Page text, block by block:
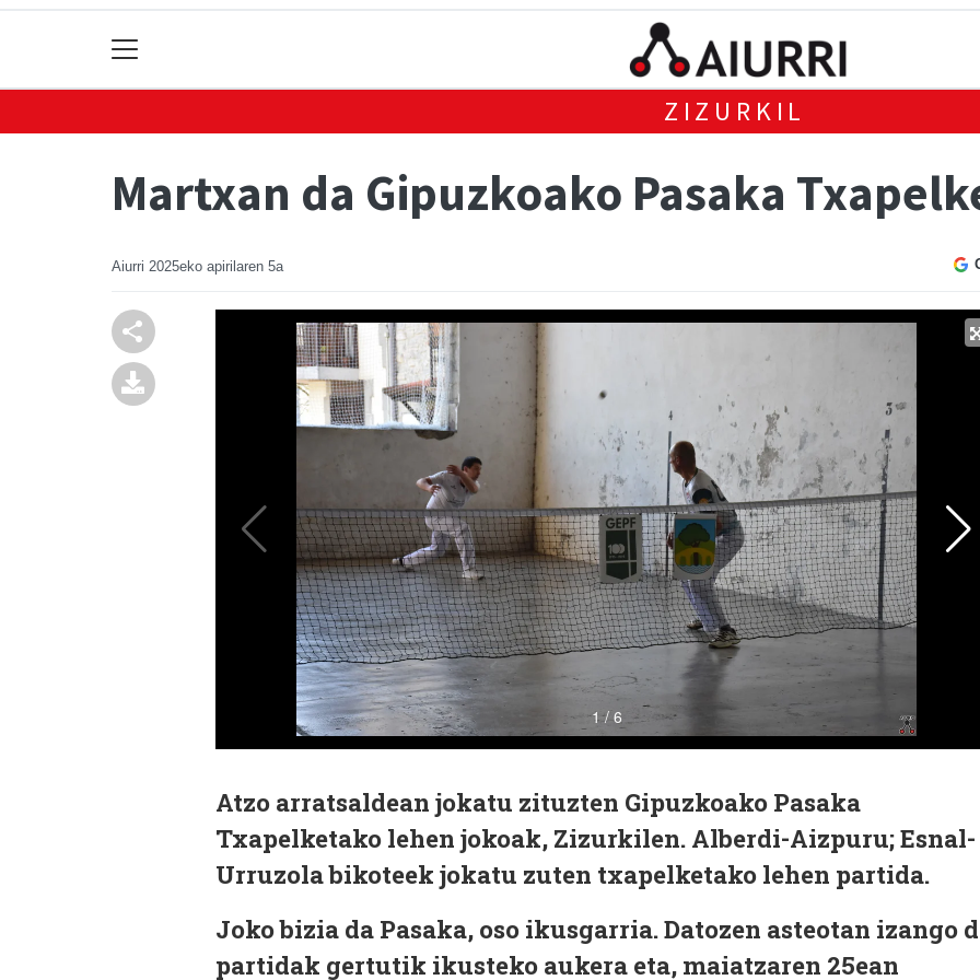
ZIZURKIL
Martxan da Gipuzkoako Pasaka
Aiurri 2025eko apirilaren 5a
Atzo arratsaldean jokatu zituzten Gipuzkoako Pasaka
Txapelketako lehen jokoak, Zizurkilen. Alberdi-Aizpuru; Esnal-
Urruzola bikoteek jokatu zuten txapelketako lehen partida.
Joko bizia da Pasaka, oso ikusgarria. Datozen asteotan izango
partidak gertutik ikusteko aukera eta, maiatzaren 25ean